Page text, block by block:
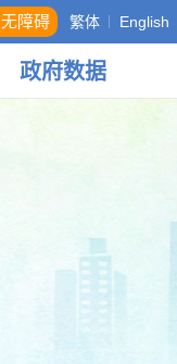
无障碍 繁体 English
政府数据